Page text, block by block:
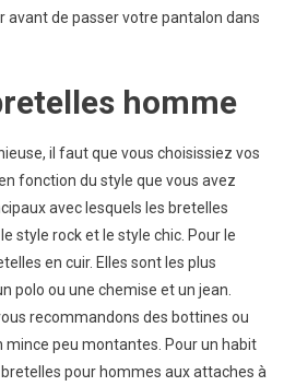
avant de passer votre pantalon dans
homme
il faut que vous choisissiez vos
fonction du style que vous avez
avec lesquels les bretelles
style rock et le style chic. Pour le
en cuir. Elles sont les plus
polo ou une chemise et un jean.
recommandons des bottines ou
mince peu montantes. Pour un habit
pour hommes aux attaches à